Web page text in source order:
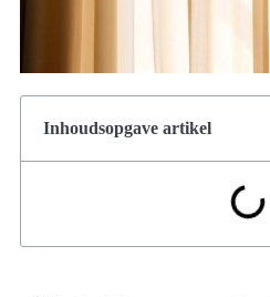
Inhoudsopgave artikel